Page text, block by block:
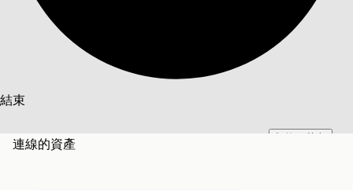
結束
此文已使用 Salesforce 機器翻譯系統翻譯。更多詳細資料請參見
連線的資產